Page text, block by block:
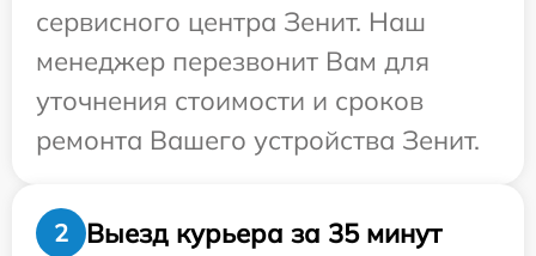
сервисного центра Зенит. Наш
менеджер перезвонит Вам для
уточнения стоимости и сроков
ремонта Вашего устройства Зенит.
2
Выезд курьера за 35 минут